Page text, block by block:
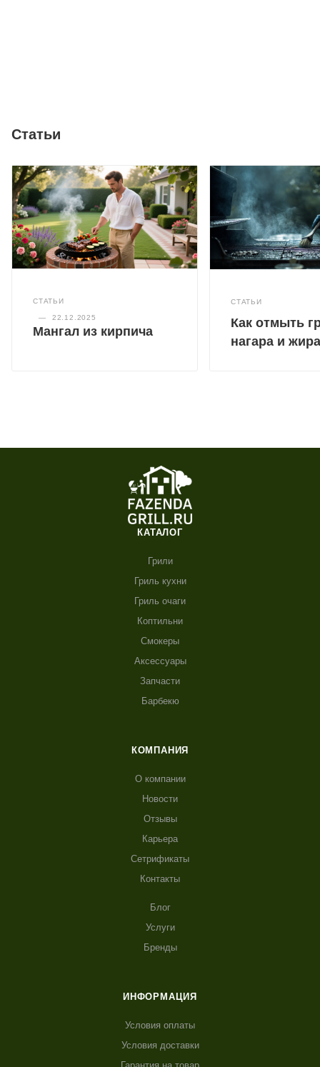
Статьи
СТАТЬИ
— 22.12.2025
Мангал из кирпича
СТАТЬИ
Как отмыть
нагара и жира
КАТАЛОГ
Грили
Гриль кухни
Гриль очаги
Коптильни
Смокеры
Аксессуары
Запчасти
Барбекю
КОМПАНИЯ
О компании
Новости
Отзывы
Карьера
Сетрификаты
Контакты
Блог
Услуги
Бренды
ИНФОРМАЦИЯ
Условия оплаты
Условия доставки